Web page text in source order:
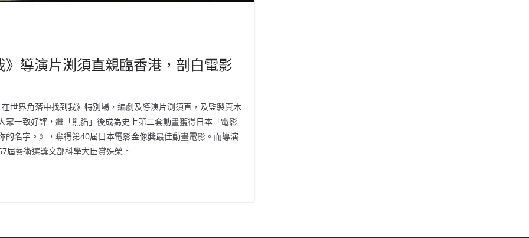
導演片渕須直親臨香港，剖白電影
世界角落中找到我》特別場，編劇及導演片渕須直，及監製真木
一致好評，繼「熊貓」後成為史上第二套動畫獲得日本「電影
名字。》，奪得第40屆日本電影金像獎最佳動畫電影。而導演
屆藝術選獎文部科學大臣賞殊榮。